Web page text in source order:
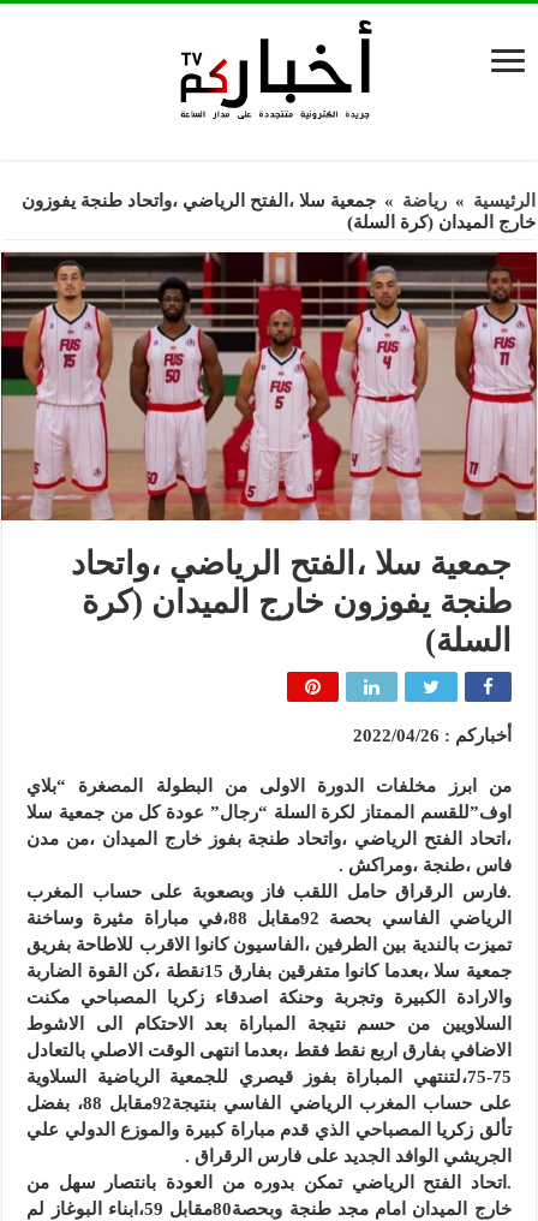
الرئيسية » رياضة » جمعية سلا ،الفتح الرياضي ،واتحاد طنجة يفوزون
خارج الميدان (كرة السلة)
جمعية سلا ،الفتح الرياضي ،واتحاد
طنجة يفوزون خارج الميدان (كرة
السلة)
أخباركم : 2022/04/26
من ابرز مخلفات الدورة الاولى من البطولة المصغرة “بلاي
اوف”للقسم الممتاز لكرة السلة “رجال” عودة كل من جمعية سلا
،اتحاد الفتح الرياضي ،واتحاد طنجة بفوز خارج الميدان ،من مدن
فاس ،طنجة ،ومراكش .
.فارس الرقراق حامل اللقب فاز وبصعوبة على حساب المغرب
الرياضي الفاسي بحصة 92مقابل 88،في مباراة مثيرة وساخنة
تميزت بالندية بين الطرفين ،الفاسيون كانوا الاقرب للاطاحة بفريق
جمعية سلا ،بعدما كانوا متفرقين بفارق 15نقطة ،كن القوة الضاربة
والارادة الكبيرة وتجربة وحنكة اصدقاء زكريا المصباحي مكنت
السلاويين من حسم نتيجة المباراة بعد الاحتكام الى الاشوط
الاضافي بفارق اربع نقط فقط ،بعدما انتهى الوقت الاصلي بالتعادل
75-75،لتنتهي المباراة بفوز قيصري للجمعية الرياضية السلاوية
على حساب المغرب الرياضي الفاسي بنتيجة92مقابل 88، بفضل
تألق زكريا المصباحي الذي قدم مباراة كبيرة والموزع الدولي علي
الجريشي الوافد الجديد على فارس الرقراق .
.اتحاد الفتح الرياضي تمكن بدوره من العودة بانتصار سهل من
خارج الميدان امام مجد طنجة وبحصة80مقابل 59،ابناء البوغاز لم